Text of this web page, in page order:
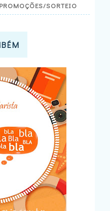
PROMOÇÕES/SORTEIO